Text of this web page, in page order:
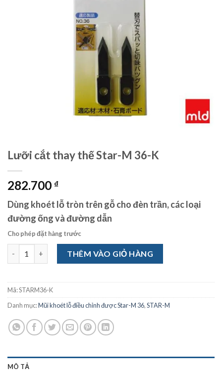
Lưỡi cắt thay thế Star-M 36-K
282.700 ₫
Dùng khoét lỗ tròn trên gỗ cho đèn trần, các loại
đường ống và đường dẫn
Cho phép đặt hàng trước
Lưỡi cắt thay thế Star-M 36-K số lượng
THÊM VÀO GIỎ HÀNG
Mã:STARM36-K
Danh mục:Mũi khoét lỗ điều chỉnh được Star-M 36,STAR-M
MÔ TẢ